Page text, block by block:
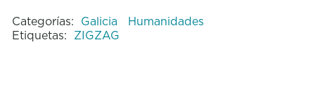
Categorías: Galicia
Humanidades
Etiquetas: ZIGZAG